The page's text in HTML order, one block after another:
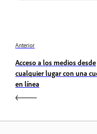
Anterior
Acceso a los medios desde
cualquier lugar con una
en línea